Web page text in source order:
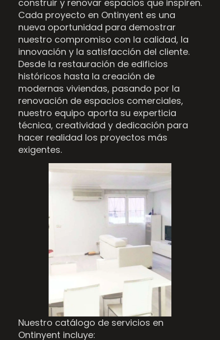
construir y renovar espacios que inspiren.
Cada proyecto en Ontinyent es una
nueva oportunidad para demostrar
nuestro compromiso con la calidad, la
innovación y la satisfacción del cliente.
Desde la restauración de edificios
históricos hasta la creación de
modernas viviendas, pasando por la
renovación de espacios comerciales,
nuestro equipo aporta su experticia
técnica, creatividad y dedicación para
hacer realidad los proyectos más
exigentes.
Nuestro catálogo de servicios en
Ontinyent incluye: